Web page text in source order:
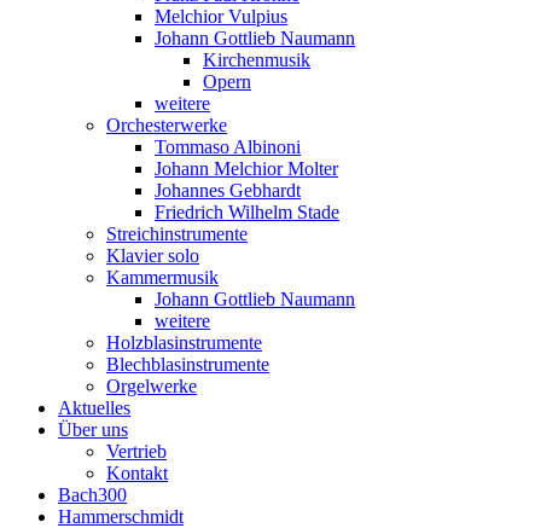
Melchior Vulpius
Johann Gottlieb Naumann
Kirchenmusik
Opern
weitere
Orchesterwerke
Tommaso Albinoni
Johann Melchior Molter
Johannes Gebhardt
Friedrich Wilhelm Stade
Streichinstrumente
Klavier solo
Kammermusik
Johann Gottlieb Naumann
weitere
Holzblasinstrumente
Blechblasinstrumente
Orgelwerke
Aktuelles
Über uns
Vertrieb
Kontakt
Bach300
Hammerschmidt